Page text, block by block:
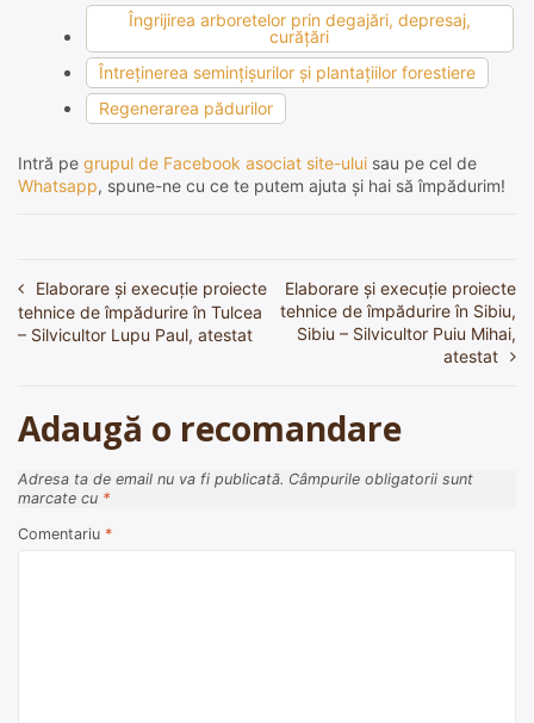
Îngrijirea arboretelor prin degajări, depresaj,
curăţări
Întreţinerea seminţişurilor şi plantaţiilor forestiere
Regenerarea pădurilor
Intră pe grupul de Facebook asociat site-ului sau pe cel de
Whatsapp, spune-ne cu ce te putem ajuta și hai să împădurim!
Navigare
în
Elaborare și execuție proiecte
tehnice de împădurire în Tulcea
– Silvicultor Lupu Paul, atestat
Elaborare și execuție proiecte
tehnice de împădurire în Sibiu,
Sibiu – Silvicultor Puiu Mihai,
atestat
Adaugă o recomandare
Adresa ta de email nu va fi publicată. Câmpurile obligatorii sunt
marcate cu *
Comentariu *